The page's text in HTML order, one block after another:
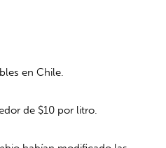
en Chile.
de $10 por litro.